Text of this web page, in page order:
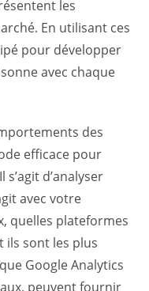
les
En utilisant ces
pour développer
avec chaque
des
efficace pour
d’analyser
avec votre
quelles plateformes
ils sont les plus
Google Analytics
peuvent fournir